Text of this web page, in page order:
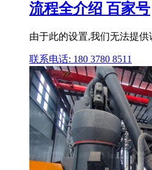
流程全介绍 百家号
由于此的设置,我们无法提供
联系电话: 180 3780 8511